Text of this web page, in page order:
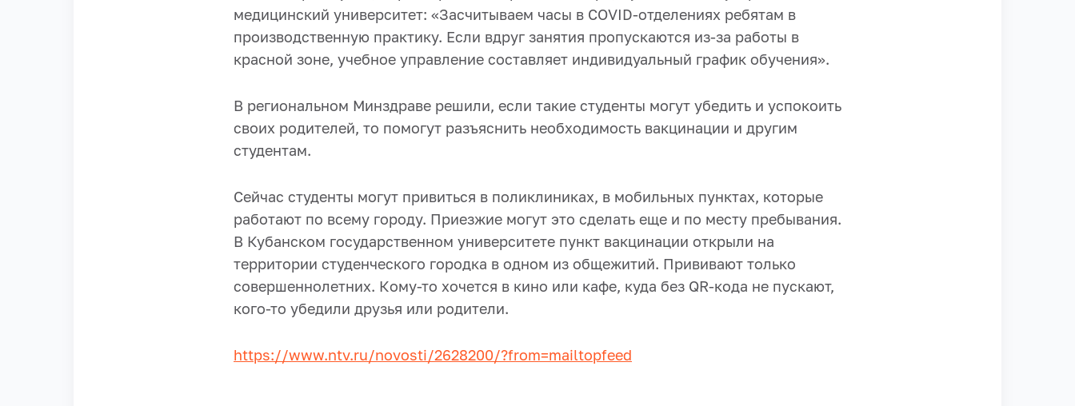
медицинский университет: «Засчитываем часы в COVID-отделениях ребятам в
производственную практику. Если вдруг занятия пропускаются из-за работы в
красной зоне, учебное управление составляет индивидуальный график обучения».
В региональном Минздраве решили, если такие студенты могут убедить и успокоить
своих родителей, то помогут разъяснить необходимость вакцинации и другим
студентам.
Сейчас студенты могут привиться в поликлиниках, в мобильных пунктах, которые
работают по всему городу. Приезжие могут это сделать еще и по месту пребывания.
В Кубанском государственном университете пункт вакцинации открыли на
территории студенческого городка в одном из общежитий. Прививают только
совершеннолетних. Кому-то хочется в кино или кафе, куда без QR-кода не пускают,
кого-то убедили друзья или родители.
https://www.ntv.ru/novosti/2628200/?from=mailtopfeed